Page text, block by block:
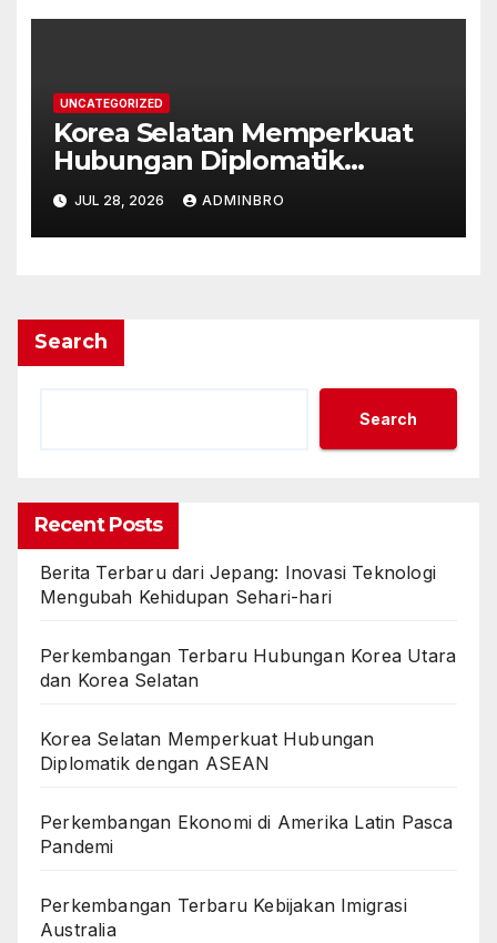
UNCATEGORIZED
Korea Selatan Memperkuat
Hubungan Diplomatik
dengan ASEAN
JUL 28, 2026 ADMINBRO
Search
Search
Recent Posts
Berita Terbaru dari Jepang: Inovasi Teknologi
Mengubah Kehidupan Sehari-hari
Perkembangan Terbaru Hubungan Korea Utara
dan Korea Selatan
Korea Selatan Memperkuat Hubungan
Diplomatik dengan ASEAN
Perkembangan Ekonomi di Amerika Latin Pasca
Pandemi
Perkembangan Terbaru Kebijakan Imigrasi
Australia